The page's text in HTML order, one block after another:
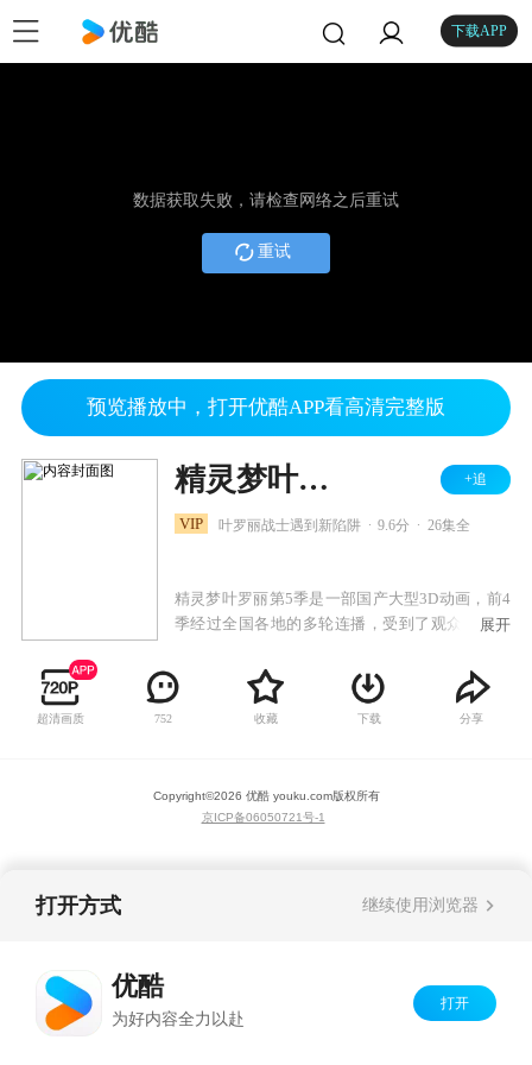
下载APP
数据获取失败，请检查网络之后重试
重试
预览播放中，打开优酷APP看高清完整版
精灵梦叶罗丽 第五季 +追
VIP 叶罗丽战士遇到新陷阱 9.6分 26集全
精灵梦叶罗丽第5季是一部国产大型3D动画，前4
季经过全国各地的多轮连播，受到了观众的广泛
情紧凑，情节丰满。剧中角色具有中国古典美人
的造型，却有着现代时尚的气息，紧随现在时下
流行的中国风，将中国特有的古典文化发挥的淋
展开
超清画质 752 收藏 下载 分享
Copyright©2026 优酷 youku.com版权所有
京ICP备06050721号-1
打开方式 继续使用浏览器
优酷
为好内容全力以赴
打开